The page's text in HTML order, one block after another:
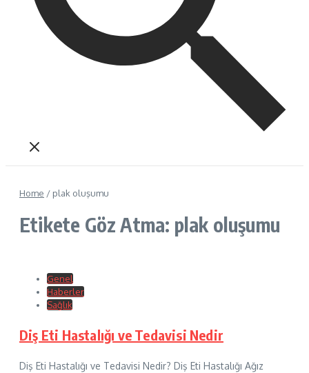
Home / plak oluşumu
Etikete Göz Atma: plak oluşumu
Genel
Haberler
Sağlık
Diş Eti Hastalığı ve Tedavisi Nedir
Diş Eti Hastalığı ve Tedavisi Nedir? Diş Eti Hastalığı Ağız